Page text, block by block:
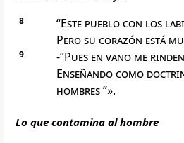
8 “Este pueblo con los
Pero su corazón está
9 -”Pues en vano me
Enseñando como
hombres ”».
Lo que contamina al hombre